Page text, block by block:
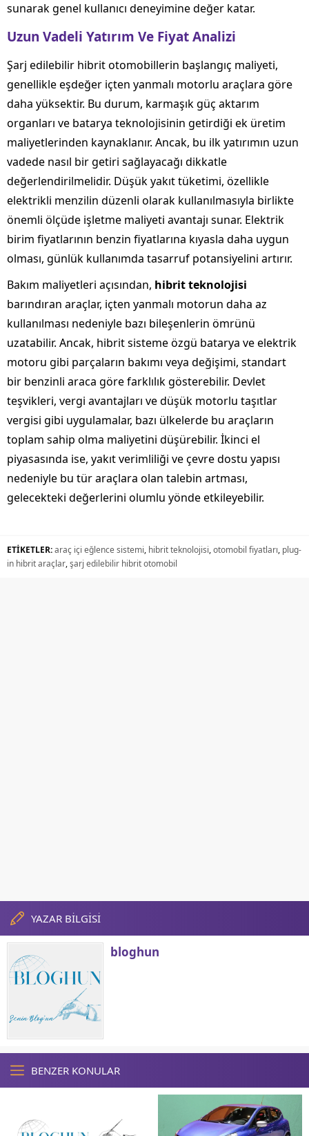
sunarak genel kullanıcı deneyimine değer katar.
Uzun Vadeli Yatırım Ve Fiyat Analizi
Şarj edilebilir hibrit otomobillerin başlangıç maliyeti,
genellikle eşdeğer içten yanmalı motorlu araçlara göre
daha yüksektir. Bu durum, karmaşık güç aktarım
organları ve batarya teknolojisinin getirdiği ek üretim
maliyetlerinden kaynaklanır. Ancak, bu ilk yatırımın uzun
vadede nasıl bir getiri sağlayacağı dikkatle
değerlendirilmelidir. Düşük yakıt tüketimi, özellikle
elektrikli menzilin düzenli olarak kullanılmasıyla birlikte
önemli ölçüde işletme maliyeti avantajı sunar. Elektrik
birim fiyatlarının benzin fiyatlarına kıyasla daha uygun
olması, günlük kullanımda tasarruf potansiyelini artırır.
Bakım maliyetleri açısından, hibrit teknolojisi
barındıran araçlar, içten yanmalı motorun daha az
kullanılması nedeniyle bazı bileşenlerin ömrünü
uzatabilir. Ancak, hibrit sisteme özgü batarya ve elektrik
motoru gibi parçaların bakımı veya değişimi, standart
bir benzinli araca göre farklılık gösterebilir. Devlet
teşvikleri, vergi avantajları ve düşük motorlu taşıtlar
vergisi gibi uygulamalar, bazı ülkelerde bu araçların
toplam sahip olma maliyetini düşürebilir. İkinci el
piyasasında ise, yakıt verimliliği ve çevre dostu yapısı
nedeniyle bu tür araçlara olan talebin artması,
gelecekteki değerlerini olumlu yönde etkileyebilir.
ETİKETLER:araç içi eğlence sistemi, hibrit teknolojisi,otomobil fiyatları, plug-
in hibrit araçlar,şarj edilebilir hibrit otomobil
YAZAR BİLGİSİ
bloghun
BENZER KONULAR